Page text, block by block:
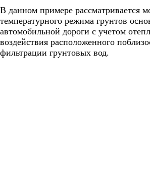
В данном примере рассматривается
температурного режима грунтов
автомобильной дороги с учетом
воздействия расположенного
фильтрации грунтовых вод.